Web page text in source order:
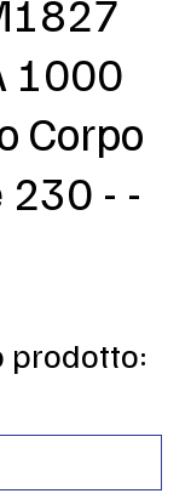
1000
Corpo
230 - -
prodotto: